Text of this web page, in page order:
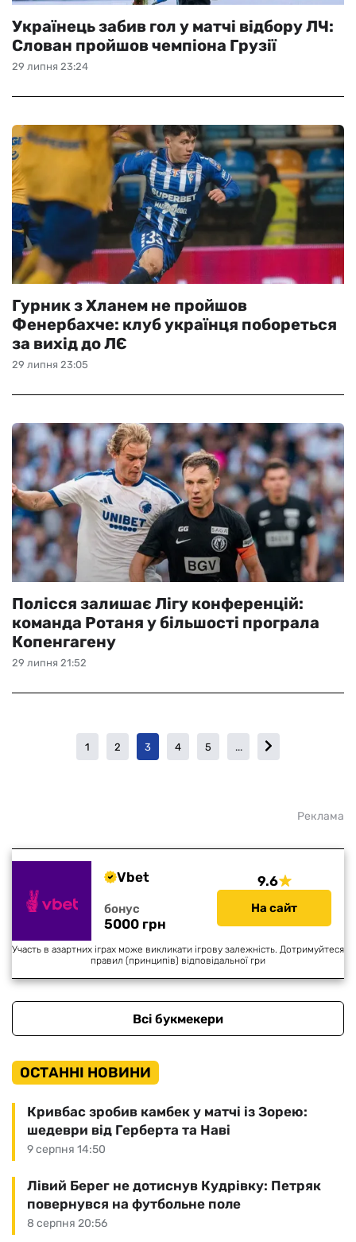
29 липня 23:24
Українець забив гол у матчі відбору ЛЧ:
Слован пройшов чемпіона Грузії
29 липня 23:05
Гурник з Хланем не пройшов
Фенербахче: клуб українця побореться
за вихід до ЛЄ
29 липня 21:52
Полісся залишає Лігу конференцій:
команда Ротаня у більшості програла
Копенгагену
1 2 3 4 5 ...
Реклама
Vbet
бонус
5000 грн
9.6
На сайт
Участь в азартних іграх може викликати ігрову залежність. Дотримуйтеся
правил (принципів) відповідальної гри
Всі букмекери
ОСТАННІ НОВИНИ
9 серпня 14:50
Кривбас зробив камбек у матчі із Зорею:
шедеври від Герберта та Наві
8 серпня 20:56
Лівий Берег не дотиснув Кудрівку: Петряк
повернувся на футбольне поле